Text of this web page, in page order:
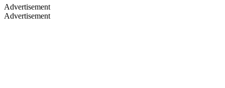
Advertisement
Advertisement